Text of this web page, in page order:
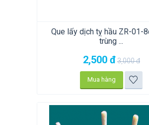
Que lấy dịch tỵ hầu ZR-01-
trùng ...
2,500 đ3,000đ
Mua hàng